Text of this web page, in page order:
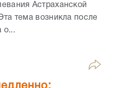
Астраханской
тема возникла после
о...